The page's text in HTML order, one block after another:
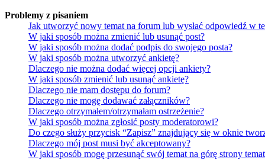
Problemy z pisaniem
Jak utworzyć nowy temat na forum lub wysłać odpowiedź w
W jaki sposób można zmienić lub usunąć post?
W jaki sposób można dodać podpis do swojego posta?
W jaki sposób można utworzyć ankietę?
Dlaczego nie można dodać więcej opcji ankiety?
W jaki sposób zmienić lub usunąć ankietę?
Dlaczego nie mam dostępu do forum?
Dlaczego nie mogę dodawać załączników?
Dlaczego otrzymałem/otrzymałam ostrzeżenie?
W jaki sposób można zgłosić posty moderatorowi?
Do czego służy przycisk “Zapisz” znajdujący się w oknie
Dlaczego mój post musi być akceptowany?
W jaki sposób mogę przesunąć swój temat na górę strony